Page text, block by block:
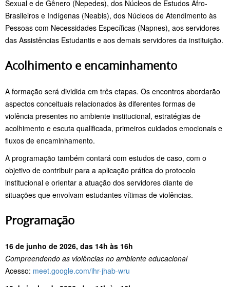
Sexual e de Gênero (Nepedes), dos Núcleos de Estudos Afro-
Brasileiros e Indígenas (Neabis), dos Núcleos de Atendimento às
Pessoas com Necessidades Específicas (Napnes), aos servidores
das Assistências Estudantis e aos demais servidores da instituição.
Acolhimento e encaminhamento
A formação será dividida em três etapas. Os encontros abordarão
aspectos conceituais relacionados às diferentes formas de
violência presentes no ambiente institucional, estratégias de
acolhimento e escuta qualificada, primeiros cuidados emocionais e
fluxos de encaminhamento.
A programação também contará com estudos de caso, com o
objetivo de contribuir para a aplicação prática do protocolo
institucional e orientar a atuação dos servidores diante de
situações que envolvam estudantes vítimas de violências.
Programação
16 de junho de 2026, das 14h às 16h
Compreendendo as violências no ambiente educacional
Acesso: meet.google.com/ihr-jhab-wru